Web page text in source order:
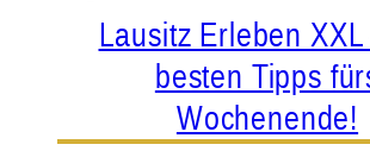
Lausitz Erleben
besten Tipps
Wochenende!